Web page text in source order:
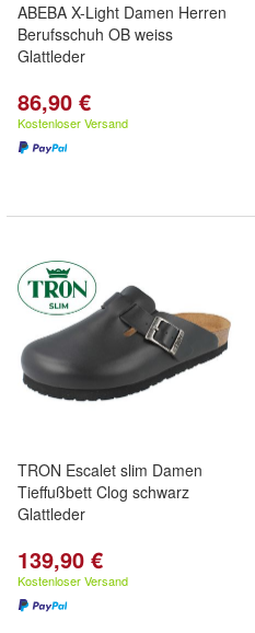
ABEBA X-Light Damen Herren
Berufsschuh OB weiss
Glattleder
86,90 €
Kostenloser Versand
TRON Escalet slim Damen
Tieffußbett Clog schwarz
Glattleder
139,90 €
Kostenloser Versand